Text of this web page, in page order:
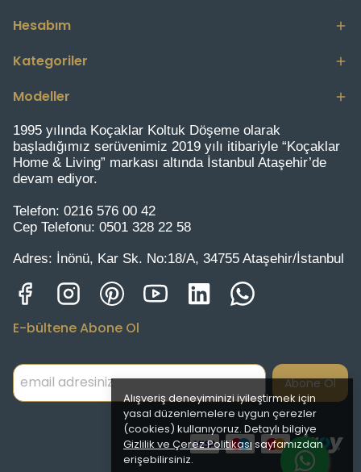
Alışveriş deneyiminizi iyileştirmek için
yasal düzenlemelere uygun çerezler
(cookies) kullanıyoruz. Detaylı bilgiye
Gizlilik ve Çerez Politikası sayfamızdan
erişebilirsiniz.
Hesabım
Kategoriler
Modeller
1995 yılında Koçaklar Koltuk Döşeme olarak
başladığımız serüvenimiz 2019 yılı itibariyle “Koçaklar
Home & Living” markası altında İstanbul Ataşehir’de
devam ediyor.
Telefon: 0216 576 00 42
Cep Telefonu: 0501 328 22 58
Adres: İnönü, Kar Sk. No:18/A, 34755 Ataşehir/İstanbul
E-bültene Abone Ol
Abone Ol